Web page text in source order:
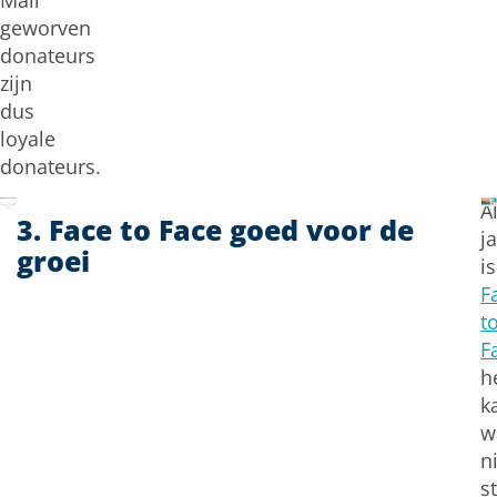
geworven
donateurs
zijn
dus
loyale
donateurs.
3. Face to Face goed voor de
groei
Al
is